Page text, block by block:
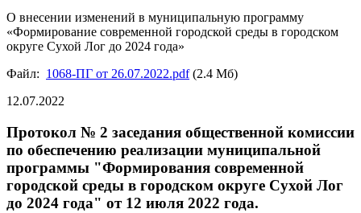
О внесении изменений в муниципальную программу
«Формирование современной городской среды в городском
округе Сухой Лог до 2024 года»
Файл: 1068-ПГ от 26.07.2022.pdf(2.4 Мб)
12.07.2022
Протокол № 2 заседания общественной комиссии
по обеспечению реализации муниципальной
программы "Формирования современной
городской среды в городском округе Сухой Лог
до 2024 года" от 12 июля 2022 года.